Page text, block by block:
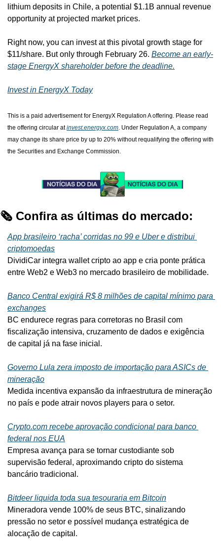
lithium deposits in Chile, a potential $1.1B annual revenue
opportunity at projected market prices.
Right now, you can invest at this pivotal growth stage for
$11/share. But only through February 26. Become an early-
stage EnergyX shareholder before the deadline.
Invest in EnergyX Today
This is a paid advertisement for EnergyX Regulation A offering. Please read
the offering circular at invest.energyx.com. Under Regulation A, a company
may change its share price by up to 20% without requalifying the offering with
the Securities and Exchange Commission.
🗞️ Confira as últimas do mercado:
App brasileiro ‘racha’ corridas no 99 e Uber e distribui
criptomoedas
DividiCar integra wallet cripto ao app e cria ponte prática
entre Web2 e Web3 no mercado brasileiro de mobilidade.
Banco Central exigirá R$ 8 milhões de capital mínimo para
exchanges
BC endurece regras para corretoras no Brasil com
fiscalização intensiva, cruzamento de dados e exigência
de capital já na fase inicial.
Governo Lula zera imposto de importação para ASICs de
mineração
Medida incentiva expansão da infraestrutura de mineração
no país e pode atrair novos players para o setor.
Crypto.com recebe aprovação condicional para banco
federal nos EUA
Empresa avança para se tornar custodiante sob
supervisão federal, aproximando cripto do sistema
bancário tradicional.
Bitdeer liquida toda sua tesouraria em Bitcoin
Mineradora vende 100% de seus BTC, sinalizando
pressão no setor e possível mudança estratégica de
alocação de capital.